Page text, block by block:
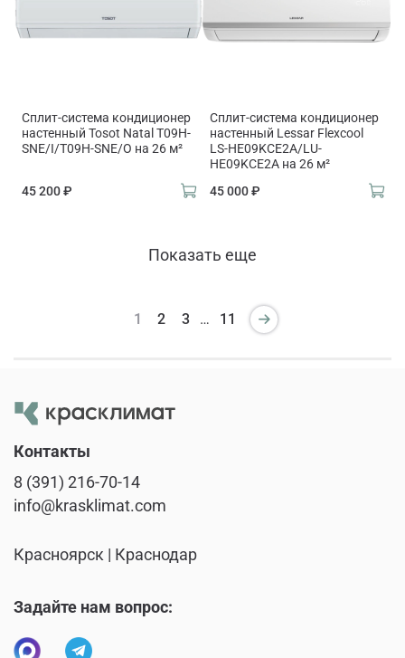
Сплит-система кондиционер
настенный Tosot Natal T09H-
SNE/I/T09H-SNE/O на 26 м²
45 200 ₽
Сплит-система кондиционер
настенный Lessar Flexcool
LS-HE09KCE2A/LU-
HE09KCE2A на 26 м²
45 000 ₽
Показать еще
1 2 3 … 11
Контакты
8 (391) 216-70-14
info@krasklimat.com
Красноярск | Краснодар
Задайте нам вопрос: